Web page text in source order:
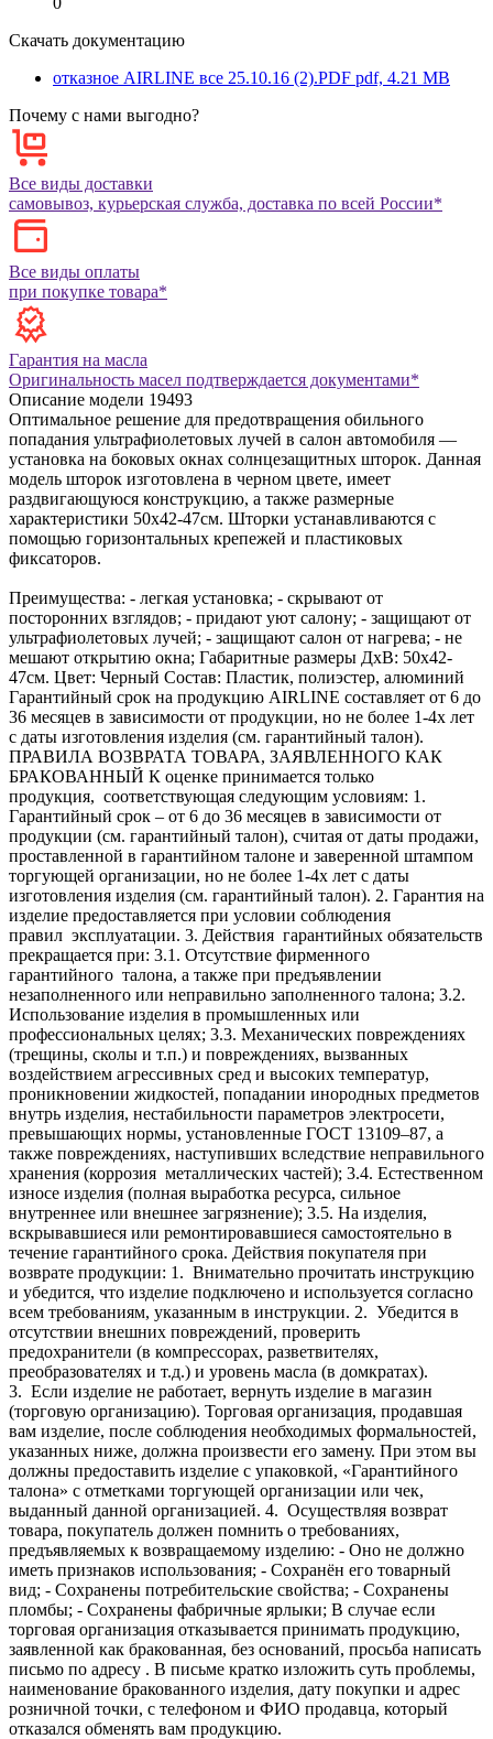
Скачать документацию
отказное AIRLINE все 25.10.16 (2).PDF pdf, 4.21 MB
Почему с нами выгодно?
Все виды доставки
самовывоз, курьерская служба, доставка по всей России*
Все виды оплаты
при покупке товара*
Гарантия на масла
Оригинальность масел подтверждается документами*
Описание модели 19493
Оптимальное решение для предотвращения обильного
попадания ультрафиолетовых лучей в салон автомобиля —
установка на боковых окнах солнцезащитных шторок. Данная
модель шторок изготовлена в черном цвете, имеет
раздвигающуюся конструкцию, а также размерные
характеристики 50х42-47см. Шторки устанавливаются с
помощью горизонтальных крепежей и пластиковых
фиксаторов.
Преимущества: - легкая установка; - скрывают от
посторонних взглядов; - придают уют салону; - защищают от
ультрафиолетовых лучей; - защищают салон от нагрева; - не
мешают открытию окна; Габаритные размеры ДхВ: 50х42-
47см. Цвет: Черный Состав: Пластик, полиэстер, алюминий
Гарантийный срок на продукцию AIRLINE составляет от 6 до
36 месяцев в зависимости от продукции, но не более 1-4х лет
с даты изготовления изделия (см. гарантийный талон).
ПРАВИЛА ВОЗВРАТА ТОВАРА, ЗАЯВЛЕННОГО КАК
БРАКОВАННЫЙ К оценке принимается только
продукция, соответствующая следующим условиям: 1.
Гарантийный срок – от 6 до 36 месяцев в зависимости от
продукции (см. гарантийный талон), считая от даты продажи,
проставленной в гарантийном талоне и заверенной штампом
торгующей организации, но не более 1-4х лет с даты
изготовления изделия (см. гарантийный талон). 2. Гарантия на
изделие предоставляется при условии соблюдения
правил эксплуатации. 3. Действия гарантийных обязательств
прекращается при: 3.1. Отсутствие фирменного
гарантийного талона, а также при предъявлении
незаполненного или неправильно заполненного талона; 3.2.
Использование изделия в промышленных или
профессиональных целях; 3.3. Механических повреждениях
(трещины, сколы и т.п.) и повреждениях, вызванных
воздействием агрессивных сред и высоких температур,
проникновении жидкостей, попадании инородных предметов
внутрь изделия, нестабильности параметров электросети,
превышающих нормы, установленные ГОСТ 13109–87, а
также повреждениях, наступивших вследствие неправильного
хранения (коррозия металлических частей); 3.4. Естественном
износе изделия (полная выработка ресурса, сильное
внутреннее или внешнее загрязнение); 3.5. На изделия,
вскрывавшиеся или ремонтировавшиеся самостоятельно в
течение гарантийного срока. Действия покупателя при
возврате продукции: 1. Внимательно прочитать инструкцию
и убедится, что изделие подключено и используется согласно
всем требованиям, указанным в инструкции. 2. Убедится в
отсутствии внешних повреждений, проверить
предохранители (в компрессорах, разветвителях,
преобразователях и т.д.) и уровень масла (в домкратах).
3. Если изделие не работает, вернуть изделие в магазин
(торговую организацию). Торговая организация, продавшая
вам изделие, после соблюдения необходимых формальностей,
указанных ниже, должна произвести его замену. При этом вы
должны предоставить изделие с упаковкой, «Гарантийного
талона» с отметками торгующей организации или чек,
выданный данной организацией. 4. Осуществляя возврат
товара, покупатель должен помнить о требованиях,
предъявляемых к возвращаемому изделию: - Оно не должно
иметь признаков использования; - Сохранён его товарный
вид; - Сохранены потребительские свойства; - Сохранены
пломбы; - Сохранены фабричные ярлыки; В случае если
торговая организация отказывается принимать продукцию,
заявленной как бракованная, без оснований, просьба написать
письмо по адресу . В письме кратко изложить суть проблемы,
наименование бракованного изделия, дату покупки и адрес
розничной точки, с телефоном и ФИО продавца, который
отказался обменять вам продукцию.